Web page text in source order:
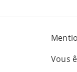
Vous